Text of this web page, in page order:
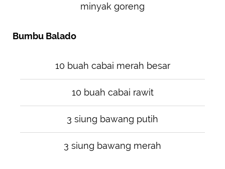
minyak goreng
Bumbu Balado
10 buah cabai merah besar
10 buah cabai rawit
3 siung bawang putih
3 siung bawang merah